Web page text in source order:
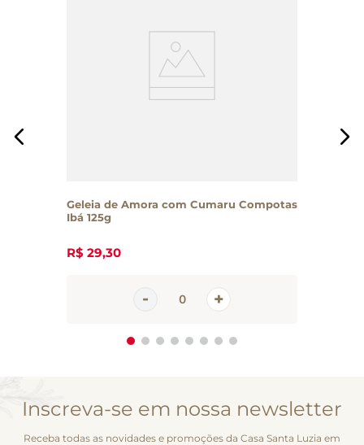
Geleia de Amora com Cumaru Compotas
Ibá 125g
R$ 29,30
Inscreva-se em nossa newsletter
Receba todas as novidades e promoções da Casa Santa Luzia em